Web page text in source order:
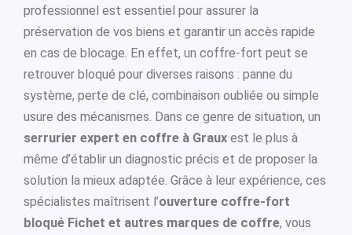
professionnel est essentiel pour assurer la
préservation de vos biens et garantir un accès rapide
en cas de blocage. En effet, un coffre-fort peut se
retrouver bloqué pour diverses raisons : panne du
système, perte de clé, combinaison oubliée ou simple
usure des mécanismes. Dans ce genre de situation, un
serrurier expert en coffre à Graux est le plus à
même d’établir un diagnostic précis et de proposer la
solution la mieux adaptée. Grâce à leur expérience, ces
spécialistes maîtrisent l’ouverture coffre-fort
bloqué Fichet et autres marques de coffre, vous